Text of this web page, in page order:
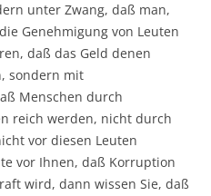
unter Zwang, daß man,
Genehmigung von Leuten
daß das Geld denen
sondern mit
Menschen durch
reich werden, nicht durch
vor diesen Leuten
vor Ihnen, daß Korruption
wird, dann wissen Sie, daß